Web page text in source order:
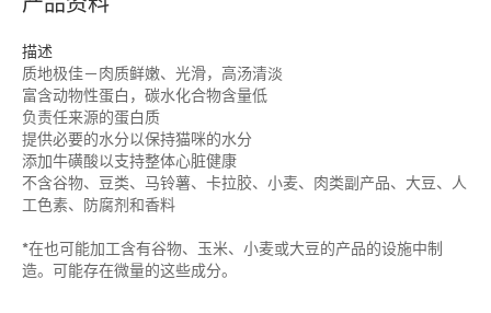
描述
质地极佳－肉质鲜嫩、光滑，高汤清淡
富含动物性蛋白，碳水化合物含量低
负责任来源的蛋白质
提供必要的水分以保持猫咪的水分
添加牛磺酸以支持整体心脏健康
不含谷物、豆类、马铃薯、卡拉胶、小麦、肉类副产品、大豆、人
工色素、防腐剂和香料
*在也可能加工含有谷物、玉米、小麦或大豆的产品的设施中制
造。可能存在微量的这些成分。